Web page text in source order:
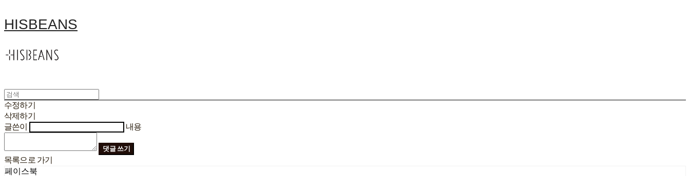
HISBEANS
수정하기
삭제하기
글쓴이
내용
댓글 쓰기
목록으로 가기
페이스북